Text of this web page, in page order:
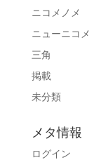
ニコメノメ
ニューニコメ
三角
掲載
未分類
メタ情報
ログイン